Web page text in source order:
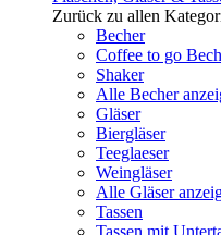
Zurück zu allen
Becher
Coffee to go
Shaker
Alle Becher
Gläser
Biergläser
Teeglaeser
Weingläser
Alle Gläser
Tassen
Tassen mit